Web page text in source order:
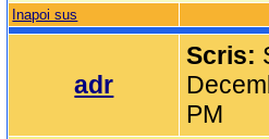
Inapoi sus
adr
Scris:
PM